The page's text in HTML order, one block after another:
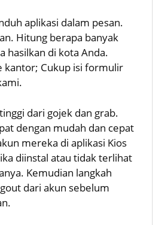
aplikasi dalam pesan.
Hitung berapa banyak
hasilkan di kota Anda.
kantor; Cukup isi formulir
dari gojek dan grab.
dengan mudah dan cepat
mereka di aplikasi Kios
diinstal atau tidak terlihat
Kemudian langkah
dari akun sebelum